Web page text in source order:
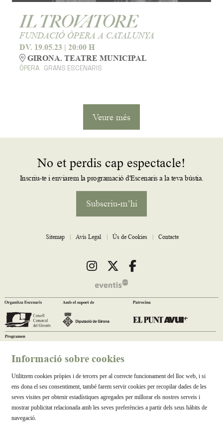
IL TROVATORE
FUNDACIÓ ÒPERA A CATALUNYA
DV. 19.05.23 | 20:00 H
GIRONA. TEATRE MUNICIPAL
ÒPERA GRANS ESCENARIS
Veure més
No et perdis cap espectacle!
Inscriu-te i enviarem la programació d'Escenaris a la teva bústia.
Subscriu-m’hi
Sitemap | Avís Legal | Ús de Cookies | Contacte
Link a instagram
Link a twitter
Link a facebook
Informació sobre cookies
Utilitzem cookies pròpies i de tercers per al correcte funcionament del lloc web, i si
ens dona el seu consentiment, també farem servir cookies per recopilar dades de les
seves visites per obtenir estadístiques agregades per millorar els nostres serveis i
mostrar publicitat relacionada amb les seves preferències a partir dels seus hàbits de
navegació.